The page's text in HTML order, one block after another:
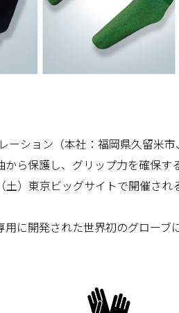
ーション（本社：福岡県久留米
ら保護し、グリップ力を確保す
）東京ビッグサイトで開催さ
に開発された世界初のグローブ